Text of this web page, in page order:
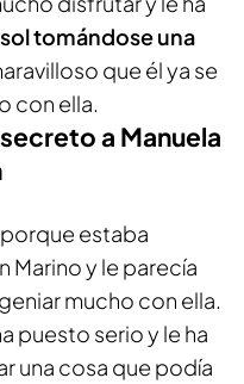
tomándose una
que él ya se
con ella.
a Manuela
estaba
Marino y le parecía
mucho con ella.
puesto serio y le ha
una cosa que podía